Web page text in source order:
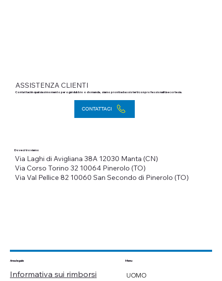
Contattaci in qualsiasi momento per ogni dubbio o domanda, siamo pronti ad assisterti con professionalità e cortesia.
CONTATTACI
ASSISTENZA CLIENTI
Dove ci troviamo
Via Laghi di Avigliana 38A 12030 Manta (CN)
Via Val Pellice 82 10060 San Secondo di Pinerolo (TO)
Via Corso Torino 32 10064 Pinerolo (TO)
Area legale
Informativa sui rimborsi
Menu
UOMO